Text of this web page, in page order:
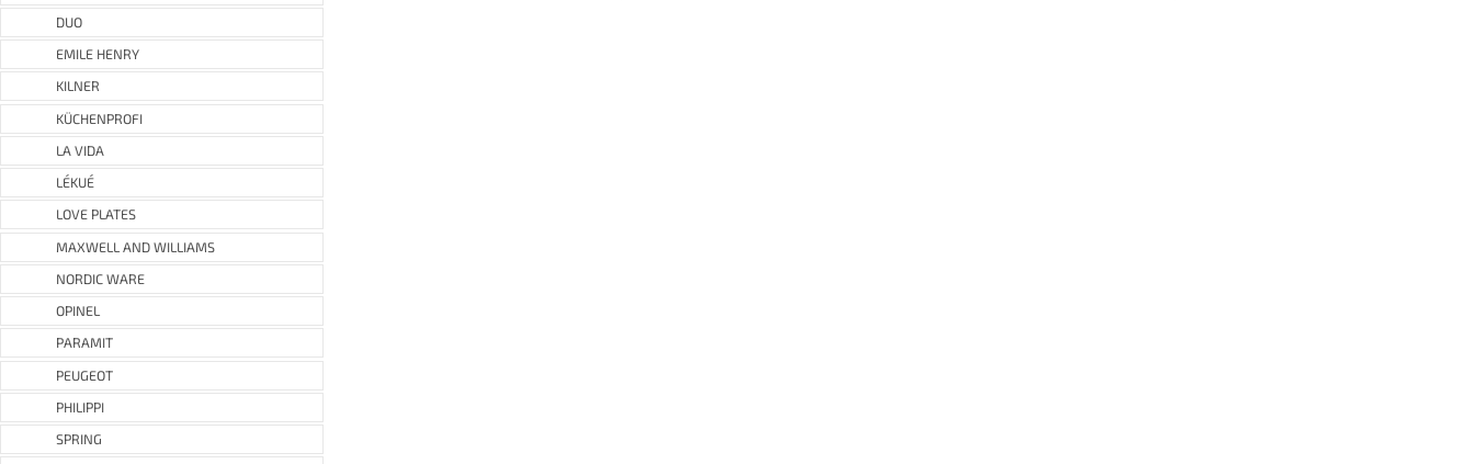
DUO
EMILE HENRY
KILNER
KÜCHENPROFI
LA VIDA
LÉKUÉ
LOVE PLATES
MAXWELL AND WILLIAMS
NORDIC WARE
OPINEL
PARAMIT
PEUGEOT
PHILIPPI
SPRING